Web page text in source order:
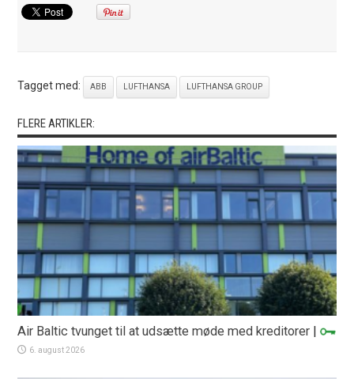
Tagget med: ABB LUFTHANSA LUFTHANSA GROUP
FLERE ARTIKLER:
Air Baltic tvunget til at udsætte møde med kreditorer |
6. august 2026